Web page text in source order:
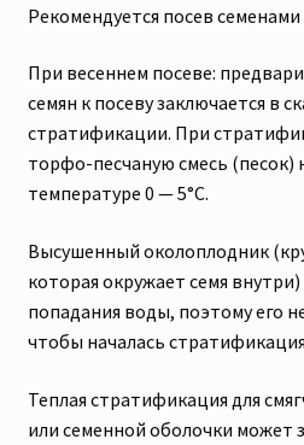
Рекомендуется посев семенами
При весеннем посеве:
семян к посеву заключается в
стратификации. При
торфо-песчаную смесь (песок)
температуре 0 — 5°С.
Высушенный околоплодник
которая окружает семя внутри)
попадания воды, поэтому его
чтобы началась
Теплая стратификация для
или семенной оболочки может